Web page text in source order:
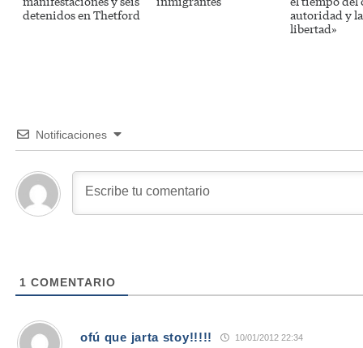
detenidos en Thetford
autoridad y la
libertad»
Notificaciones
1 COMENTARIO
ofú que jarta stoy!!!!! 10/01/2012 22:34